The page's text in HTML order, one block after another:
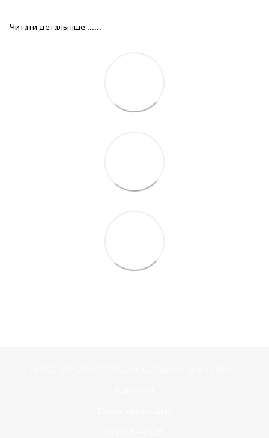
Читати детальніше ......